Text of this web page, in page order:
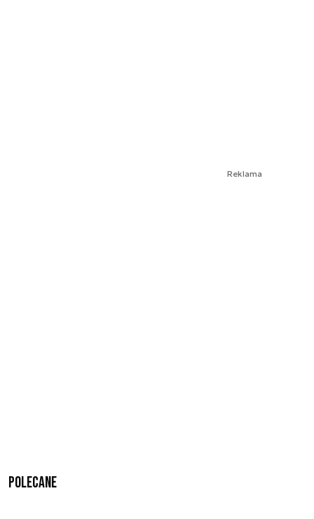
Reklama
Polecane